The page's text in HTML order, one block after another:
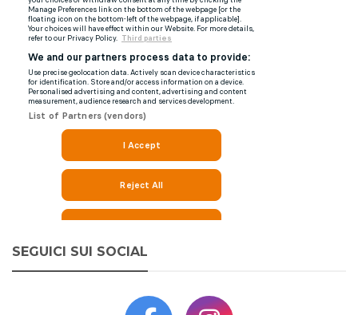
SEGUICI SUI SOCIAL